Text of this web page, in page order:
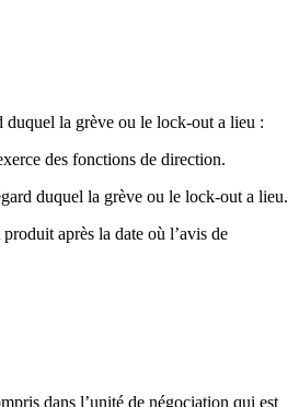
duquel la grève ou le lock-out a lieu :
des fonctions de direction.
duquel la grève ou le lock-out a lieu.
après la date où l’avis de
dans l’unité de négociation qui est